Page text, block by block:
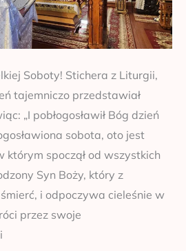
Soboty! Stichera z Liturgii,
tajemniczo przedstawiał
„I pobłogosławił Bóg dzień
sobota, oto jest
którym spoczął od wszystkich
Syn Boży, który z
i odpoczywa cieleśnie w
przez swoje